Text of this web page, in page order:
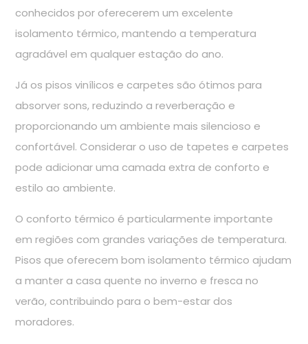
conhecidos por oferecerem um excelente
isolamento térmico, mantendo a temperatura
agradável em qualquer estação do ano.
Já os pisos vinílicos e carpetes são ótimos para
absorver sons, reduzindo a reverberação e
proporcionando um ambiente mais silencioso e
confortável. Considerar o uso de tapetes e carpetes
pode adicionar uma camada extra de conforto e
estilo ao ambiente.
O conforto térmico é particularmente importante
em regiões com grandes variações de temperatura.
Pisos que oferecem bom isolamento térmico ajudam
a manter a casa quente no inverno e fresca no
verão, contribuindo para o bem-estar dos
moradores.